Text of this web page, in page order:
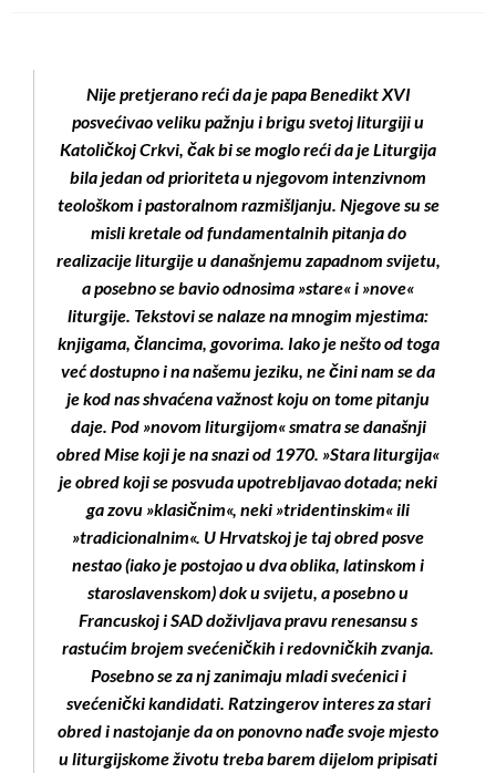
Nije pretjerano reći da je papa Benedikt XVI
posvećivao veliku pažnju i brigu svetoj liturgiji u
Katoličkoj Crkvi, čak bi se moglo reći da je Liturgija
bila jedan od prioriteta u njegovom intenzivnom
teološkom i pastoralnom razmišljanju. Njegove su se
misli kretale od fundamentalnih pitanja do
realizacije liturgije u današnjemu zapadnom svijetu,
a posebno se bavio odnosima »stare« i »nove«
liturgije. Tekstovi se nalaze na mnogim mjestima:
knjigama, člancima, govorima. Iako je nešto od toga
već dostupno i na našemu jeziku, ne čini nam se da
je kod nas shvaćena važnost koju on tome pitanju
daje. Pod »novom liturgijom« smatra se današnji
obred Mise koji je na snazi od 1970. »Stara liturgija«
je obred koji se posvuda upotrebljavao dotada; neki
ga zovu »klasičnim«, neki »tridentinskim« ili
»tradicionalnim«. U Hrvatskoj je taj obred posve
nestao (iako je postojao u dva oblika, latinskom i
staroslavenskom) dok u svijetu, a posebno u
Francuskoj i SAD doživljava pravu renesansu s
rastućim brojem svećeničkih i redovničkih zvanja.
Posebno se za nj zanimaju mladi svećenici i
svećenički kandidati. Ratzingerov interes za stari
obred i nastojanje da on ponovno nađe svoje mjesto
u liturgijskome životu treba barem dijelom pripisati